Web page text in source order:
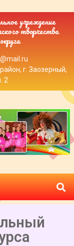
учреждение
творчества
г. Заозерный,
2